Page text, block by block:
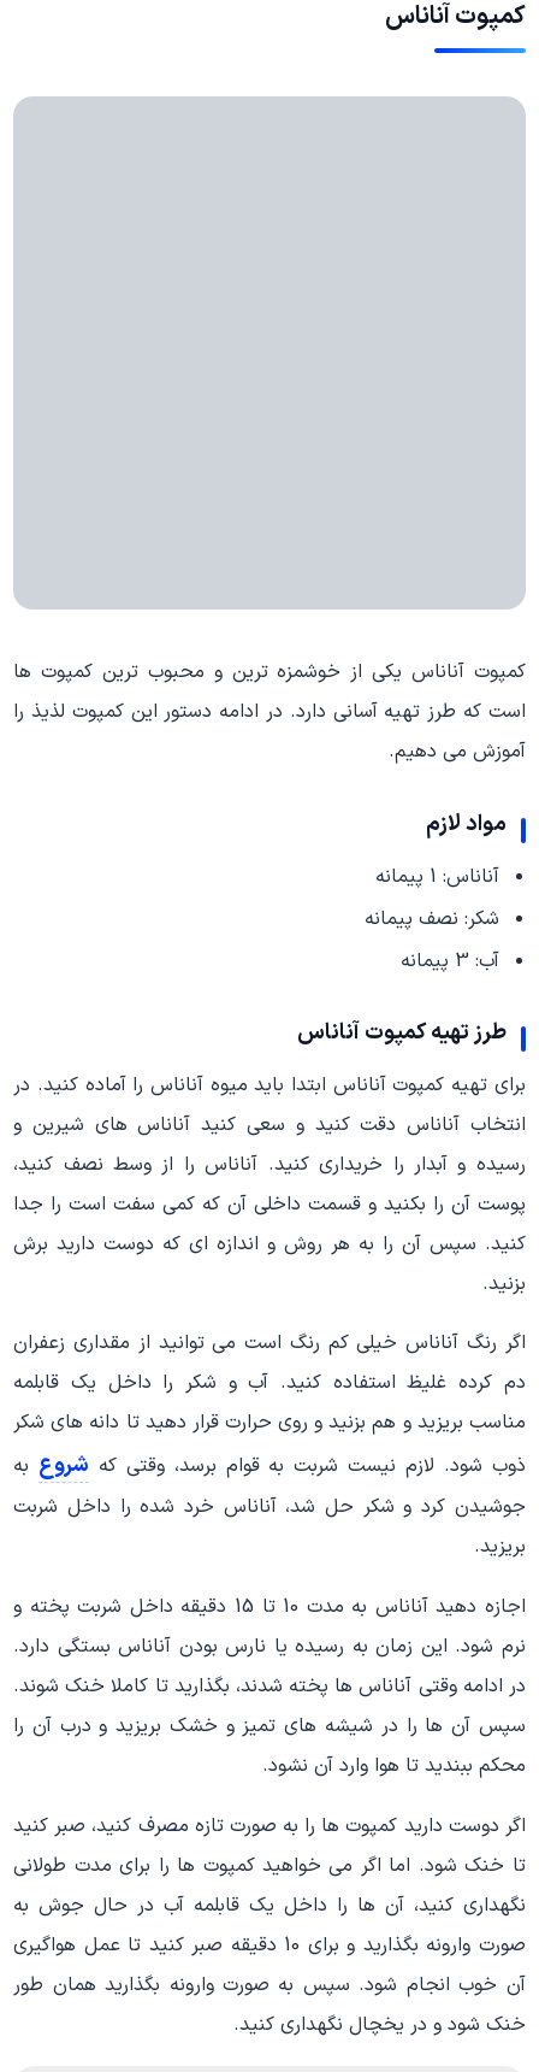
کمپوت آناناس
کمپوت آناناس یکی از خوشمزه ترین و محبوب ترین کمپوت ها
است که طرز تهیه آسانی دارد. در ادامه دستور این کمپوت لذیذ را
آموزش می دهیم.
مواد لازم
آناناس: 1 پیمانه
شکر: نصف پیمانه
آب: 3 پیمانه
طرز تهیه کمپوت آناناس
برای تهیه کمپوت آناناس ابتدا باید میوه آناناس را آماده کنید. در
انتخاب آناناس دقت کنید و سعی کنید آناناس های شیرین و
رسیده و آبدار را خریداری کنید. آناناس را از وسط نصف کنید،
پوست آن را بکنید و قسمت داخلی آن که کمی سفت است را جدا
کنید. سپس آن را به هر روش و اندازه ای که دوست دارید برش
بزنید.
اگر رنگ آناناس خیلی کم رنگ است می توانید از مقداری زعفران
دم کرده غلیظ استفاده کنید. آب و شکر را داخل یک قابلمه
مناسب بریزید و هم بزنید و روی حرارت قرار دهید تا دانه های شکر
ذوب شود. لازم نیست شربت به قوام برسد، وقتی که شروع به
جوشیدن کرد و شکر حل شد، آناناس خرد شده را داخل شربت
بریزید.
اجازه دهید آناناس به مدت 10 تا 15 دقیقه داخل شربت پخته و
نرم شود. این زمان به رسیده یا نارس بودن آناناس بستگی دارد.
در ادامه وقتی آناناس ها پخته شدند، بگذارید تا کاملا خنک شوند.
سپس آن ها را در شیشه های تمیز و خشک بریزید و درب آن را
محکم ببندید تا هوا وارد آن نشود.
اگر دوست دارید کمپوت ها را به صورت تازه مصرف کنید، صبر کنید
تا خنک شود. اما اگر می خواهید کمپوت ها را برای مدت طولانی
نگهداری کنید، آن ها را داخل یک قابلمه آب در حال جوش به
صورت وارونه بگذارید و برای 10 دقیقه صبر کنید تا عمل هواگیری
آن خوب انجام شود. سپس به صورت وارونه بگذارید همان طور
خنک شود و در یخچال نگهداری کنید.